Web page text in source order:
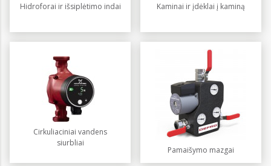
Hidroforai ir išsiplėtimo indai Kaminai ir įdėklai į kaminą
Cirkuliaciniai vandens
siurbliai
Pamaišymo mazgai